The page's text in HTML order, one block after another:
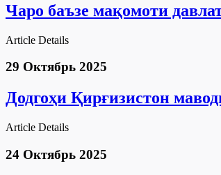
Чаро баъзе мақомоти
Article Details
29 Октябрь 2025
Додгоҳи Қирғизистон
Article Details
24 Октябрь 2025